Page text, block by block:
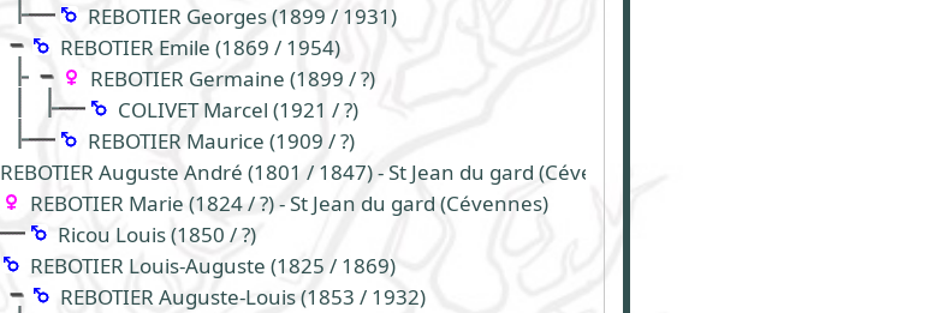
REBOTIER Georges (1899 / 1931)
REBOTIER Emile (1869 / 1954)
REBOTIER Germaine (1899 / ?)
COLIVET Marcel (1921 / ?)
REBOTIER Maurice (1909 / ?)
REBOTIER Auguste André (1801 / 1847) - St Jean du gard (Cévennes)
REBOTIER Marie (1824 / ?) - St Jean du gard (Cévennes)
Ricou Louis (1850 / ?)
REBOTIER Louis-Auguste (1825 / 1869)
REBOTIER Auguste-Louis (1853 / 1932)